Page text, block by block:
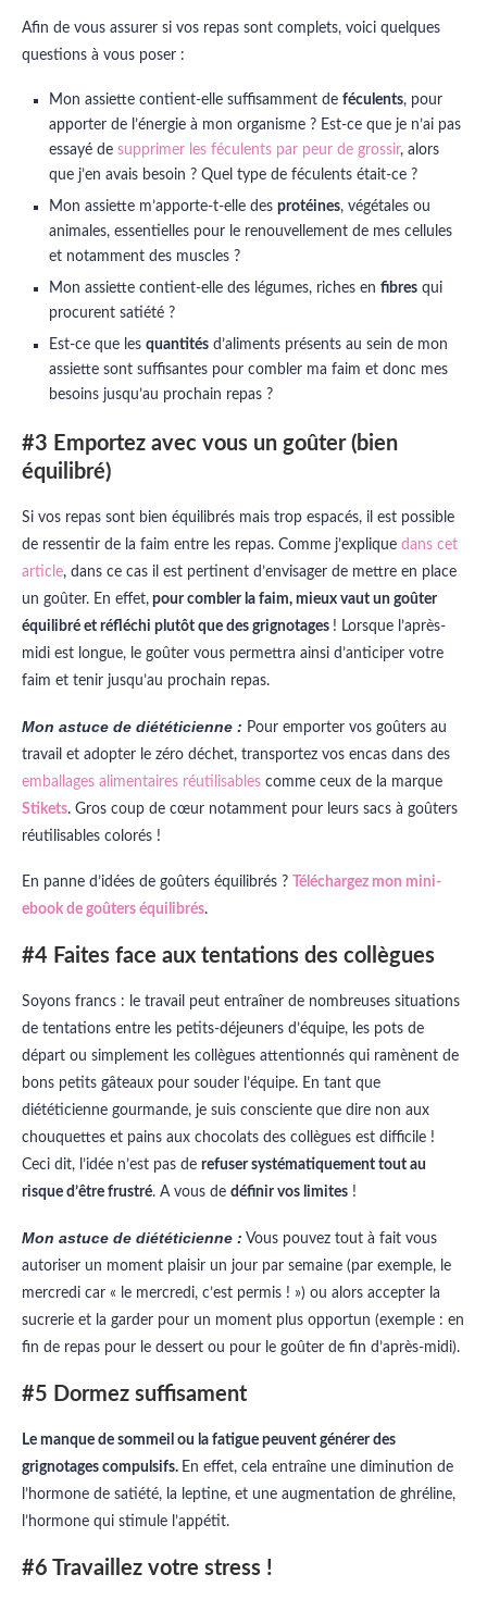
Afin de vous assurer si vos repas sont complets, voici quelques
questions à vous poser :
Mon assiette contient-elle suffisamment de féculents, pour
apporter de l’énergie à mon organisme ? Est-ce que je n’ai pas
essayé de supprimer les féculents par peur de grossir, alors
que j’en avais besoin ? Quel type de féculents était-ce ?
Mon assiette m’apporte-t-elle des protéines, végétales ou
animales, essentielles pour le renouvellement de mes cellules
et notamment des muscles ?
Mon assiette contient-elle des légumes, riches en fibres qui
procurent satiété ?
Est-ce que les quantités d’aliments présents au sein de mon
assiette sont suffisantes pour combler ma faim et donc mes
besoins jusqu’au prochain repas ?
#3 Emportez avec vous un goûter (bien
équilibré)
Si vos repas sont bien équilibrés mais trop espacés, il est possible
de ressentir de la faim entre les repas. Comme j’explique dans cet
article, dans ce cas il est pertinent d’envisager de mettre en place
un goûter. En effet, pour combler la faim, mieux vaut un goûter
équilibré et réfléchi plutôt que des grignotages ! Lorsque l’après-
midi est longue, le goûter vous permettra ainsi d’anticiper votre
faim et tenir jusqu’au prochain repas.
Mon astuce de diététicienne : Pour emporter vos goûters au
travail et adopter le zéro déchet, transportez vos encas dans des
emballages alimentaires réutilisables comme ceux de la marque
Stikets. Gros coup de cœur notamment pour leurs sacs à goûters
réutilisables colorés !
En panne d’idées de goûters équilibrés ? Téléchargez mon mini-
ebook de goûters équilibrés.
#4 Faites face aux tentations des collègues
Soyons francs : le travail peut entraîner de nombreuses situations
de tentations entre les petits-déjeuners d’équipe, les pots de
départ ou simplement les collègues attentionnés qui ramènent de
bons petits gâteaux pour souder l’équipe. En tant que
diététicienne gourmande, je suis consciente que dire non aux
chouquettes et pains aux chocolats des collègues est difficile !
Ceci dit, l’idée n’est pas de refuser systématiquement tout au
risque d’être frustré. A vous de définir vos limites !
Mon astuce de diététicienne : Vous pouvez tout à fait vous
autoriser un moment plaisir un jour par semaine (par exemple, le
mercredi car « le mercredi, c’est permis ! ») ou alors accepter la
sucrerie et la garder pour un moment plus opportun (exemple : en
fin de repas pour le dessert ou pour le goûter de fin d’après-midi).
#5 Dormez suffisament
Le manque de sommeil ou la fatigue peuvent générer des
grignotages compulsifs. En effet, cela entraîne une diminution de
l’hormone de satiété, la leptine, et une augmentation de ghréline,
l’hormone qui stimule l’appétit.
#6 Travaillez votre stress !